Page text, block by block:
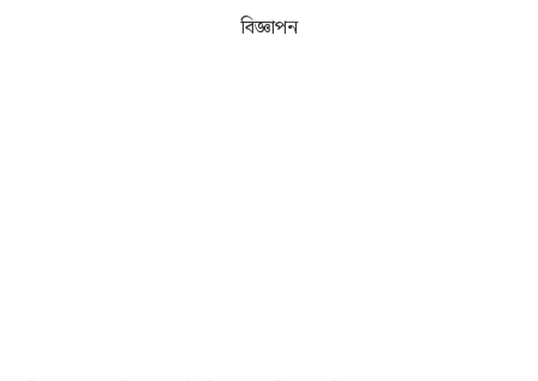
বিজ্ঞাপন